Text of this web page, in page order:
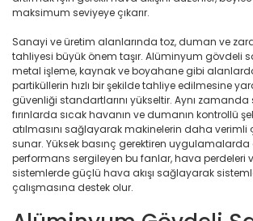
maksimum seviyeye çıkarır.
Sanayi ve üretim alanlarında toz, duman ve
tahliyesi büyük önem taşır. Alüminyum gövdeli
metal işleme, kaynak ve boyahane gibi
partiküllerin hızlı bir şekilde tahliye edilmesine
güvenliği standartlarını yükseltir. Aynı
fırınlarda sıcak havanın ve dumanın kontrollü
atılmasını sağlayarak makinelerin daha verimli
sunar. Yüksek basınç gerektiren uygulamalarda
performans sergileyen bu fanlar, hava perdeleri
sistemlerde güçlü hava akışı sağlayarak
çalışmasına destek olur.